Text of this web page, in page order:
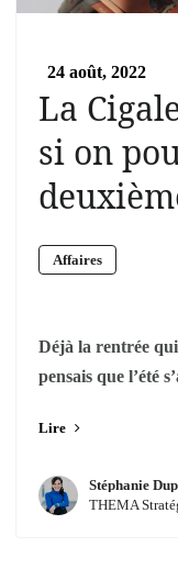
24 août, 2022
La
si on
Affaires
Déjà la rentrée
pensais que l’été
Lire
Stéphanie
THEMA